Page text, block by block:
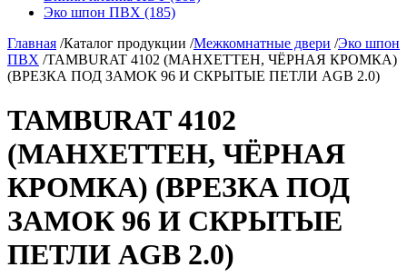
Эко шпон ПВХ (185)
Главная /Каталог продукции /Межкомнатные двери /Эко шпон
ПВХ /TAMBURAT 4102 (МАНХЕТТЕН, ЧЁРНАЯ КРОМКА)
(ВРЕЗКА ПОД ЗАМОК 96 И СКРЫТЫЕ ПЕТЛИ AGB 2.0)
TAMBURAT 4102
(МАНХЕТТЕН, ЧЁРНАЯ
КРОМКА) (ВРЕЗКА ПОД
ЗАМОК 96 И СКРЫТЫЕ
ПЕТЛИ AGB 2.0)